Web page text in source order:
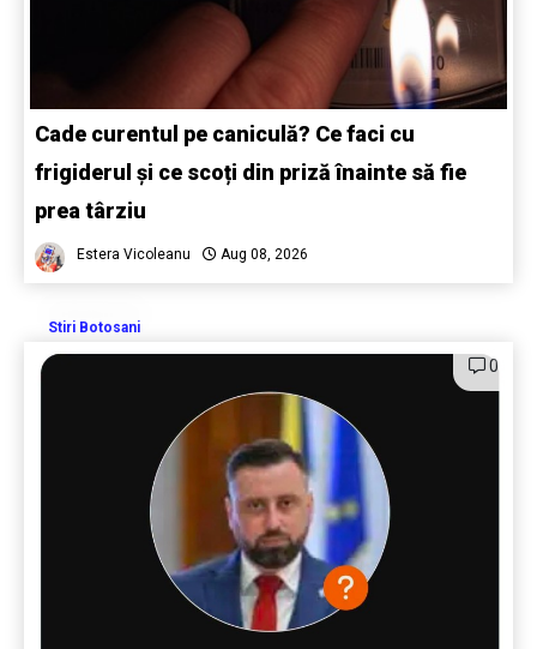
Cade curentul pe caniculă? Ce faci cu
frigiderul și ce scoți din priză înainte să fie
prea târziu
Estera Vicoleanu Aug 08, 2026
Stiri Botosani
0